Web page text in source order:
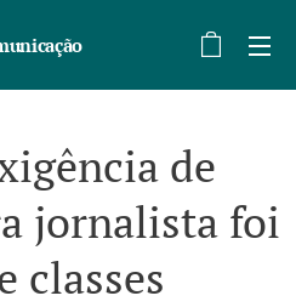
de
jornalista foi
classes